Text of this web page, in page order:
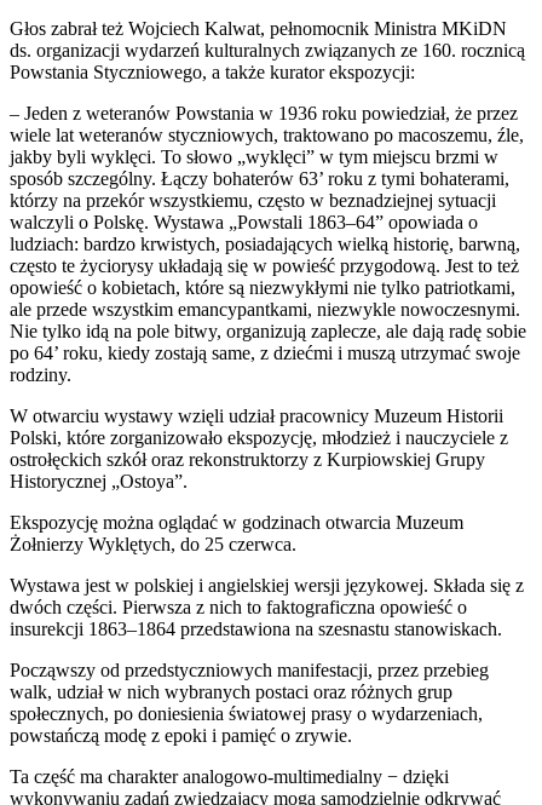
Głos zabrał też Wojciech Kalwat, pełnomocnik Ministra MKiDN
ds. organizacji wydarzeń kulturalnych związanych ze 160. rocznicą
Powstania Styczniowego, a także kurator ekspozycji:
– Jeden z weteranów Powstania w 1936 roku powiedział, że przez
wiele lat weteranów styczniowych, traktowano po macoszemu, źle,
jakby byli wyklęci. To słowo „wyklęci” w tym miejscu brzmi w
sposób szczególny. Łączy bohaterów 63’ roku z tymi bohaterami,
którzy na przekór wszystkiemu, często w beznadziejnej sytuacji
walczyli o Polskę. Wystawa „Powstali 1863–64” opowiada o
ludziach: bardzo krwistych, posiadających wielką historię, barwną,
często te życiorysy układają się w powieść przygodową. Jest to też
opowieść o kobietach, które są niezwykłymi nie tylko patriotkami,
ale przede wszystkim emancypantkami, niezwykle nowoczesnymi.
Nie tylko idą na pole bitwy, organizują zaplecze, ale dają radę sobie
po 64’ roku, kiedy zostają same, z dziećmi i muszą utrzymać swoje
rodziny.
W otwarciu wystawy wzięli udział pracownicy Muzeum Historii
Polski, które zorganizowało ekspozycję, młodzież i nauczyciele z
ostrołęckich szkół oraz rekonstruktorzy z Kurpiowskiej Grupy
Historycznej „Ostoya”.
Ekspozycję można oglądać w godzinach otwarcia Muzeum
Żołnierzy Wyklętych, do 25 czerwca.
Wystawa jest w polskiej i angielskiej wersji językowej. Składa się z
dwóch części. Pierwsza z nich to faktograficzna opowieść o
insurekcji 1863–1864 przedstawiona na szesnastu stanowiskach.
Począwszy od przedstyczniowych manifestacji, przez przebieg
walk, udział w nich wybranych postaci oraz różnych grup
społecznych, po doniesienia światowej prasy o wydarzeniach,
powstańczą modę z epoki i pamięć o zrywie.
Ta część ma charakter analogowo-multimedialny − dzięki
wykonywaniu zadań zwiedzający mogą samodzielnie odkrywać